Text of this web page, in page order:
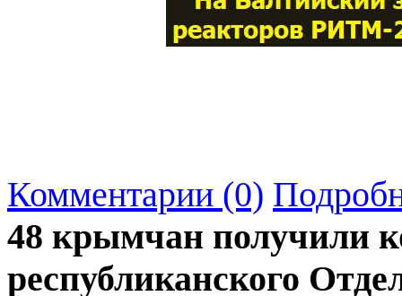
Комментарии (0)
48 крымчан получили
республиканского